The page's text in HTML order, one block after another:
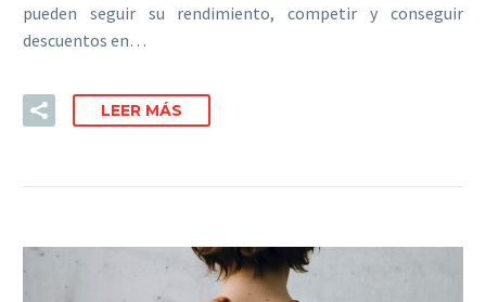
pueden seguir su rendimiento, competir y conseguir
descuentos en…
LEER MÁS